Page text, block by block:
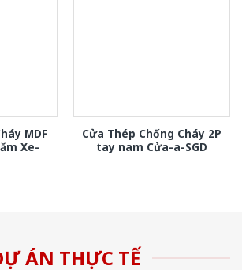
MDF
Xe-
Cửa Thép Chống Cháy 2P
tay nam Cửa-a-SGD
ÁN THỰC TẾ